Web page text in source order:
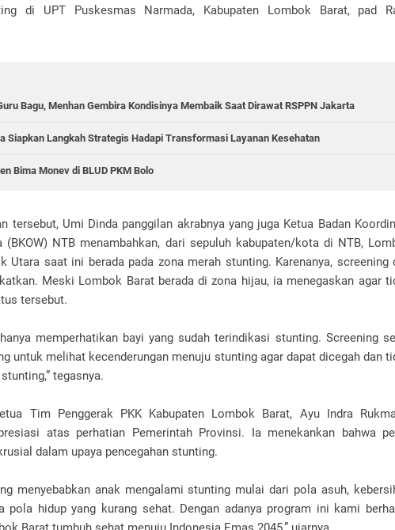
di UPT Puskesmas Narmada, Kabupaten Lombok Barat, pad
Bagu, Menhan Gembira Kondisinya Membaik Saat Dirawat RSPPN Jakarta
Siapkan Langkah Strategis Hadapi Transformasi Layanan Kesehatan
Bima Monev di BLUD PKM Bolo
tersebut, Umi Dinda panggilan akrabnya yang juga Ketua Badan
(BKOW) NTB menambahkan, dari sepuluh kabupaten/kota di NTB,
Utara saat ini berada pada zona merah stunting. Karenanya, screening
Meski Lombok Barat berada di zona hijau, ia menegaskan agar
tersebut.
memperhatikan bayi yang sudah terindikasi stunting. Screening
untuk melihat kecenderungan menuju stunting agar dapat dicegah dan
tegasnya.
Tim Penggerak PKK Kabupaten Lombok Barat, Ayu Indra
atas perhatian Pemerintah Provinsi. Ia menekankan bahwa
dalam upaya pencegahan stunting.
menyebabkan anak mengalami stunting mulai dari pola asuh,
pola hidup yang kurang sehat. Dengan adanya program ini kami